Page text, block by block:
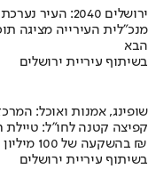
ירושלים 2040: העיר נערכת ל- 1.5 מליון תושבים
מנכ"לית העירייה מציגה
הבא
בשיתוף עיריית ירושלים
שופינג, אמנות ואוכל:
קפיצה קטנה לחו"ל: טיילת
בהשקעה של 100 מיליון ₪
בשיתוף עיריית ירושלים